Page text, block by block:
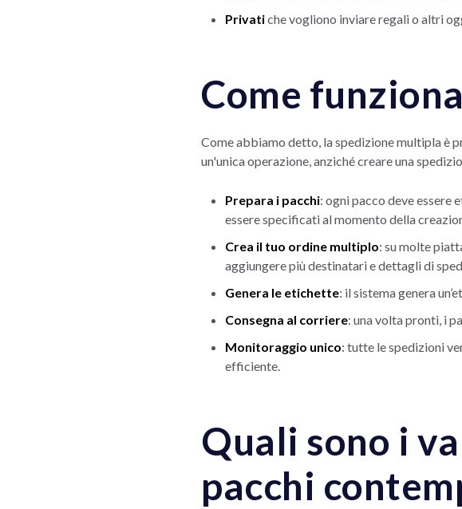
Privatiche vogliono inviare regali o altri
Come
Come abbiamo detto, la spedizione multipla è
un'unica operazione, anziché creare una
Prepara i pacchi: ogni pacco deve essere
essere specificati al momento della
Crea il tuo ordine multiplo: su molte
aggiungere più destinatari e dettagli di
Genera le etichette: il sistema genera
Consegna al corriere: una volta pronti, i
Monitoraggio unico: tutte le spedizioni
efficiente.
Quali sono i
pacchi